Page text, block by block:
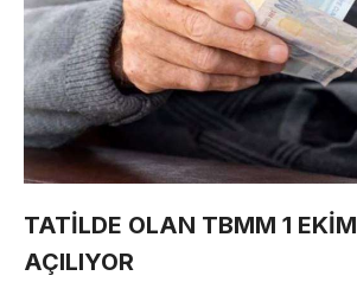
TATİLDE OLAN TBMM 1
AÇILIYOR